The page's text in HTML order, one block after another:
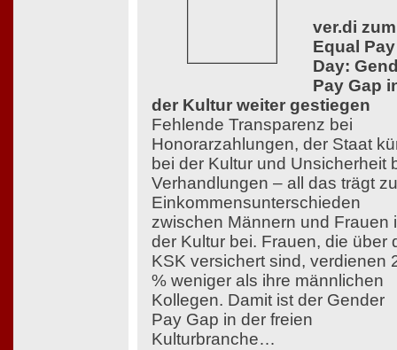
ver.di zum
Equal Pay
Day:
Pay Gap
der Kultur weiter gestiegen
Fehlende Transparenz bei
Honorarzahlungen, der Staat
bei der Kultur und Unsicherheit
Verhandlungen – all das trägt zu
Einkommensunterschieden
zwischen Männern und Frauen
der Kultur bei. Frauen, die über
KSK versichert sind, verdienen
% weniger als ihre männlichen
Kollegen. Damit ist der Gender
Pay Gap in der freien
Kulturbranche…